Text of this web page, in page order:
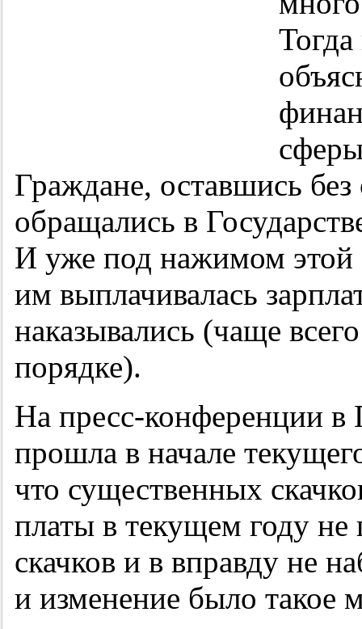
Граждане, оставшись
обращались в
И уже под нажимом этой
им выплачивалась
наказывались (чаще
порядке).
На пресс-конференции в
прошла в начале
что существенных
платы в текущем году
скачков и в вправду не
и изменение было такое